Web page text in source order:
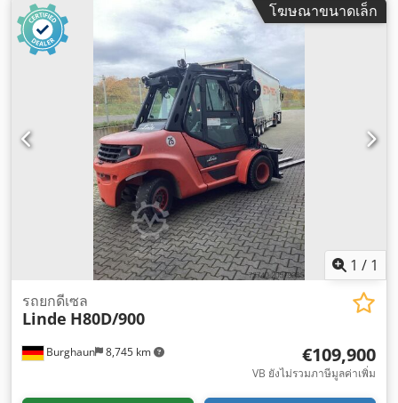
โฆษณาขนาดเล็ก
1 / 1
Burghaun 8,745 km
รถยกดีเซล
Linde H80D/900
€109,900
VB ยังไม่รวมภาษีมูลค่าเพิ่ม